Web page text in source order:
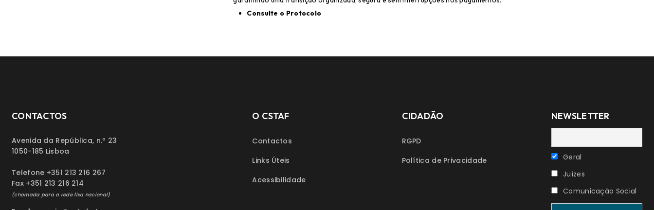
Consulte o Protocolo
CONTACTOS
Avenida da República, n.º 23
1050-185 Lisboa
Telefone +351 213 216 267
Fax +351 213 216 214
(chamada para a rede fixa nacional)
O CSTAF
Contactos
Links Úteis
Acessibilidade
CIDADÃO
RGPD
Política de Privacidade
NEWSLETTER
Geral
Juízes
Comunicação Social